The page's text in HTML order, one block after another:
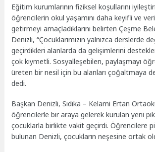
Eğitim kurumlarının fiziksel koşullarını
öğrencilerin okul yaşamını daha keyifli ve
getirmeyi amaçladıklarını belirten Çeşme
Denizli, “Çocuklarımızın yalnızca derslerde
geçirdikleri alanlarda da gelişimlerini
çok kıymetli. Sosyalleşebilen, paylaşmayı
üreten bir nesil için bu alanları çoğaltmaya
dedi.
Başkan Denizli, Sıdıka – Kelami Ertan
öğrencilerle bir araya gelerek kurulan yeni
çocuklarla birlikte vakit geçirdi. Öğrencilere
bulunan Denizli, çocukların neşesine ortak